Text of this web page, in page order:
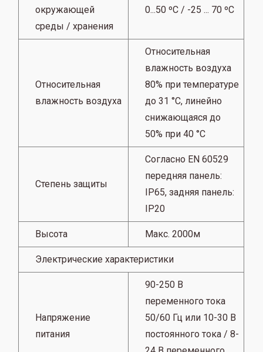
окружающей
среды / хранения
0...50 ºC / -25 ... 70 ºC
Относительная
влажность воздуха
Относительная
влажность воздуха
80% при температуре
до 31 °C, линейно
снижающаяся до
50% при 40 °C
Степень защиты
Согласно EN 60529
передняя панель:
IP65, задняя панель:
IP20
Высота Макс. 2000м
Электрические характеристики
Напряжение
питания
90-250 В
переменного тока
50/60 Гц или 10-30 В
постоянного тока / 8-